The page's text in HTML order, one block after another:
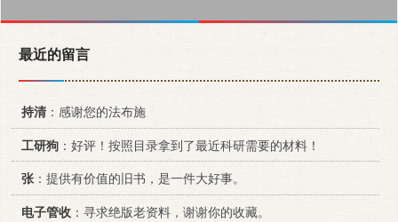
最近的留言
持清 ：感谢您的法布施
工研狗 ：好评！按照目录拿到了最近科研需要的材料！
张：提供有价值的旧书，是一件大好事。
电子管收 ：寻求绝版老资料，谢谢你的收藏。